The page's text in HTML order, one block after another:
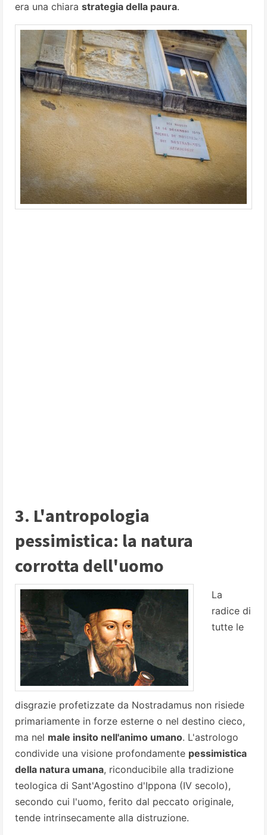
era una chiara strategia della paura.
3. L'antropologia
pessimistica: la natura
corrotta dell'uomo
La
radice di
tutte le
disgrazie profetizzate da Nostradamus non risiede
primariamente in forze esterne o nel destino cieco,
ma nel male insito nell'animo umano. L'astrologo
condivide una visione profondamente pessimistica
della natura umana, riconducibile alla tradizione
teologica di Sant'Agostino d'Ippona (IV secolo),
secondo cui l'uomo, ferito dal peccato originale,
tende intrinsecamente alla distruzione.